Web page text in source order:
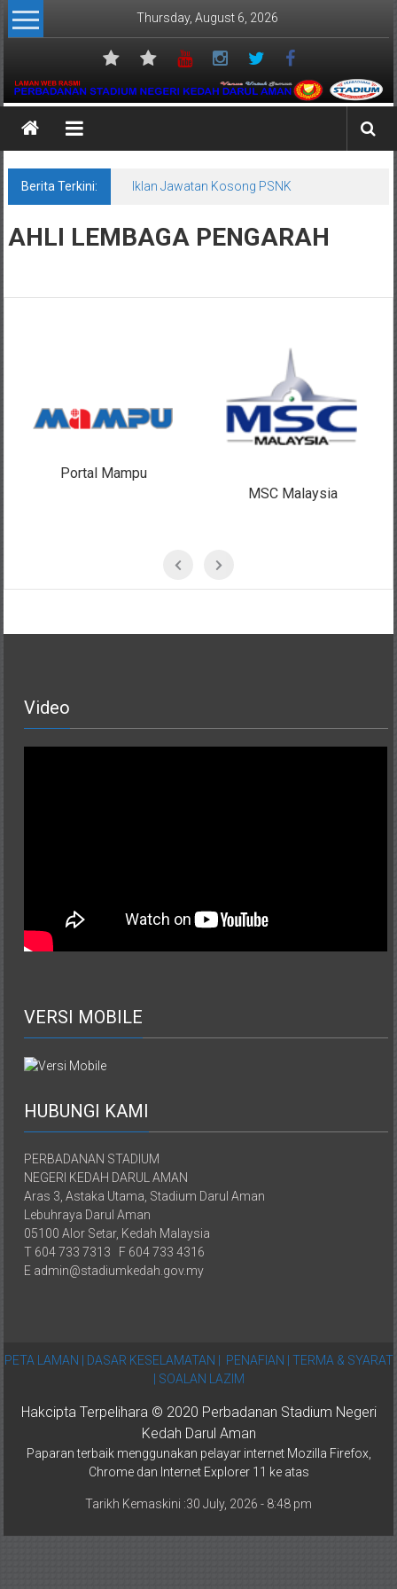
Skip
to
Thursday, August 6, 2026
Perbadanan
Stadium
Negeri
Kedah
Semua
Berita Terkini: Iklan Jawatan Kosong PSNK
AHLI LEMBAGA PENGARAH
Portal Mampu
MSC Malaysia
Video
VERSI MOBILE
HUBUNGI KAMI
PERBADANAN STADIUM
NEGERI KEDAH DARUL AMAN
Aras 3, Astaka Utama, Stadium Darul Aman
Lebuhraya Darul Aman
05100 Alor Setar, Kedah Malaysia
T 604 733 7313 F 604 733 4316
E admin@stadiumkedah.gov.my
PETA LAMAN | DASAR KESELAMATAN | PENAFIAN |
TERMA & SYARAT
SOALAN LAZIM
Hakcipta Terpelihara © 2020 Perbadanan Stadium Negeri
Kedah Darul Aman
Paparan terbaik menggunakan pelayar internet Mozilla Firefox,
Chrome dan Internet Explorer 11 ke atas
Tarikh Kemaskini :30 July, 2026 - 8:48 pm